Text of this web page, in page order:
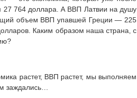
27 764 доллара. А ВВП Латвии на душу
объем ВВП упавшей Греции — 225
Каким образом наша страна, с
растет, ВВП растет, мы выполняем
заждались…